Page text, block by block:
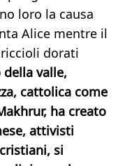
loro la causa
Alice mentre il
dorati
della valle,
cattolica come
ha creato
attivisti
si